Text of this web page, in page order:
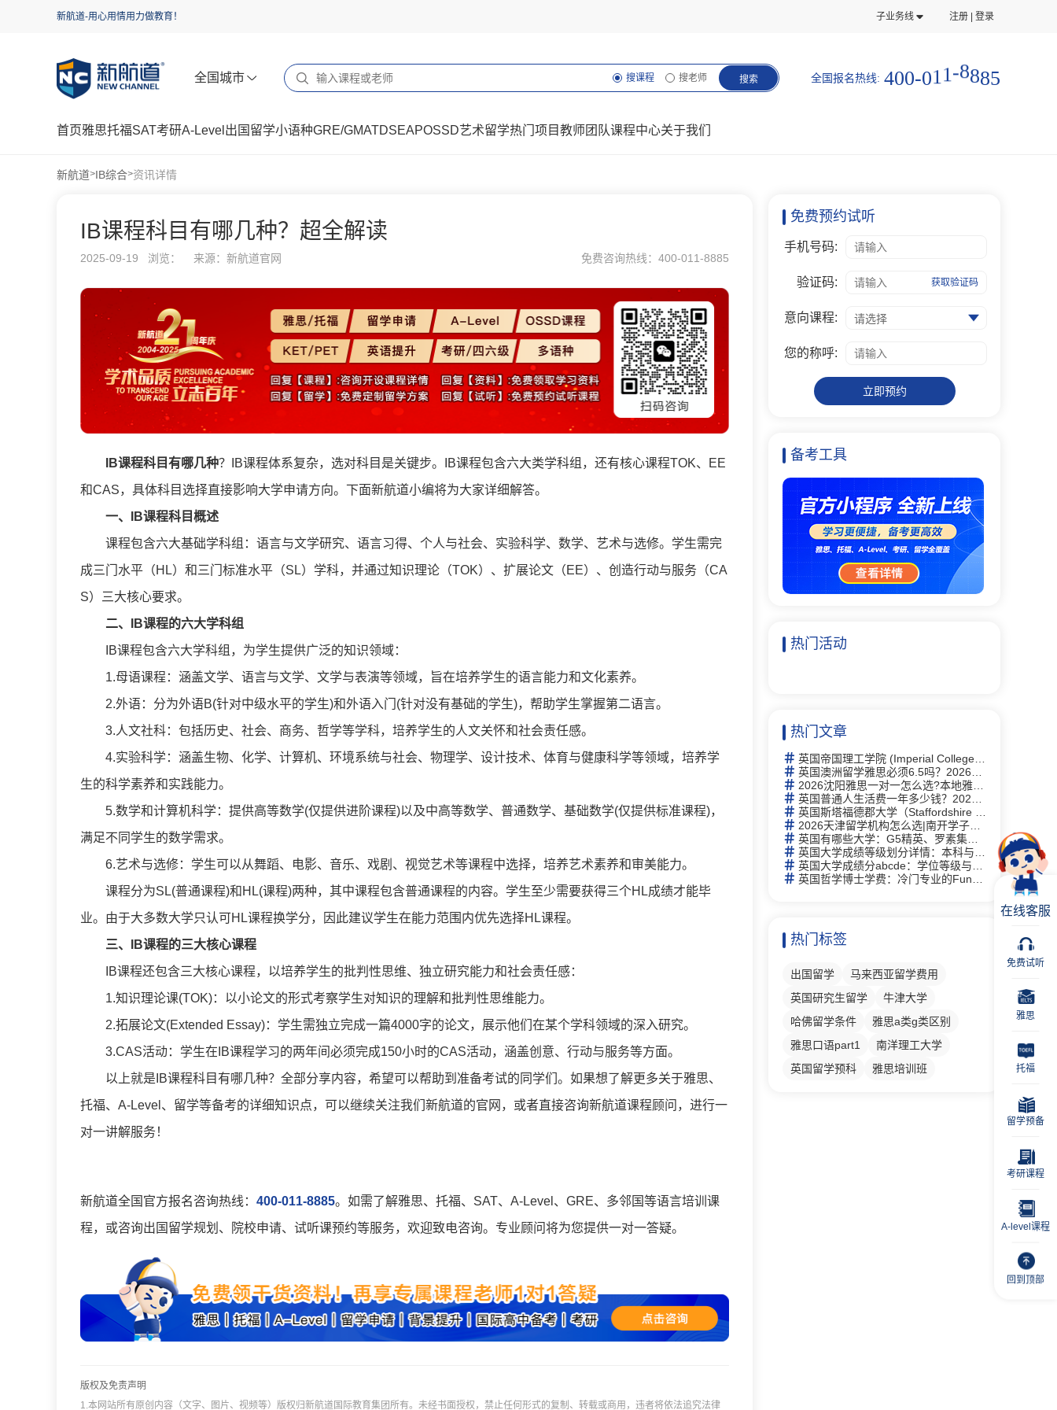
新航道-用心用情用力做教育！ 子业务线 注册 | 登录
全国城市 搜课程 搜老师 搜索 全国报名热线: 400-011-8885
首页雅思托福SAT考研A-Level 出国留学小语种GRE/GMATDSEAPOSSD艺术留学热门项目教师团队课程中心关于我们
新航道>IB综合>资讯详情
IB课程科目有哪几种？超全解读
2025-09-19 浏览： 来源：新航道官网 免费咨询热线：400-011-8885
IB课程科目有哪几种？IB课程体系复杂，选对科目是关键步。IB课程包含六大类学科组，还有核心课程TOK、EE
和CAS，具体科目选择直接影响大学申请方向。下面新航道小编将为大家详细解答。
一、
IB课程科目概述
课程包含六大基础学科组：语言与文学研究、语言习得、个人与社会、实验科学、数学、艺术与选修。学生需完
成三门水平（HL）和三门标准水平（SL）学科，并通过知识理论（TOK）、扩展论文（EE）、创造行动与服务（CA
S）三大核心要求。
二、
IB课程的六大学科组
IB课程包含六大学科组，为学生提供广泛的知识领域：
1.母语课程：涵盖文学、语言与文学、文学与表演等领域，旨在培养学生的语言能力和文化素养。
2.外语：分为外语B(针对中级水平的学生)和外语入门(针对没有基础的学生)，帮助学生掌握第二语言。
3.人文社科：包括历史、社会、商务、哲学等学科，培养学生的人文关怀和社会责任感。
4.实验科学：涵盖生物、化学、计算机、环境系统与社会、物理学、设计技术、体育与健康科学等领域，培养学
生的科学素养和实践能力。
5.数学和计算机科学：提供高等数学(仅提供进阶课程)以及中高等数学、普通数学、基础数学(仅提供标准课程)，
满足不同学生的数学需求。
6.艺术与选修：学生可以从舞蹈、电影、音乐、戏剧、视觉艺术等课程中选择，培养艺术素养和审美能力。
课程分为SL(普通课程)和HL(课程)两种，其中课程包含普通课程的内容。学生至少需要获得三个HL成绩才能毕
业。由于大多数大学只认可HL课程换学分，因此建议学生在能力范围内优先选择HL课程。
三、
IB课程的三大核心课程
IB课程还包含三大核心课程，以培养学生的批判性思维、独立研究能力和社会责任感：
1.知识理论课(TOK)：以小论文的形式考察学生对知识的理解和批判性思维能力。
2.拓展论文(Extended Essay)：学生需独立完成一篇4000字的论文，展示他们在某个学科领域的深入研究。
3.CAS活动：学生在IB课程学习的两年间必须完成150小时的CAS活动，涵盖创意、行动与服务等方面。
以上就是IB课程科目有哪几种？全部分享内容，希望可以帮助到准备考试的同学们。如果想了解更多关于雅思、
托福、A-Level、留学等备考的详细知识点，可以继续关注我们新航道的官网，或者直接咨询新航道课程顾问，进行一
对一讲解服务！
新航道全国官方报名咨询热线： 400-011-8885。如需了解雅思、托福、SAT、A-Level、GRE、多邻国等语言培训课
程，或咨询出国留学规划、院校申请、试听课预约等服务，欢迎致电咨询。专业顾问将为您提供一对一答疑。
版权及免责声明
1.本网站所有原创内容（文字、图片、视频等）版权归新航道国际教育集团所有。未经书面授权，禁止任何形式的复制、转载或商用，违者将依法追究法律
免费预约试听
手机号码:
验证码: 获取验证码
意向课程: 请选择
您的称呼:
立即预约
备考工具
热门活动
热门文章
英国帝国理工学院 (Imperial College London)留学指南：2026全球第2、专业及申请全攻略
英国澳洲留学雅思必须6.5吗？2026年最新要求详解与替代方案
2026沈阳雅思一对一怎么选?本地雅思培训择校思路全梳理
英国普通人生活费一年多少钱？2026年最新生活成本全解析
英国斯塔福德郡大学（Staffordshire University）研究生有什么专业
2026天津留学机构怎么选|南开学子走访 6 家门店，新航道线下完整体验记录
英国有哪些大学：G5精英、罗素集团及热门院校详解
英国大学成绩等级划分详情：本科与硕士学位等级详解及中英对照
英国大学成绩分abcde：学位等级与评分体系完全指南
英国哲学博士学费：冷门专业的Funding机会与申请策略
热门标签
出国留学
马来西亚留学费用
英国研究生留学
牛津大学
哈佛留学条件
雅思a类g类区别
雅思口语part1
南洋理工大学
英国留学预科
雅思培训班
在线客服
免费试听
雅思
托福
留学预备
考研课程
A-level课程
回到顶部
登录/注册
* 验证码: 获取验证码
首次登录自动注册账号 收不到验证码?